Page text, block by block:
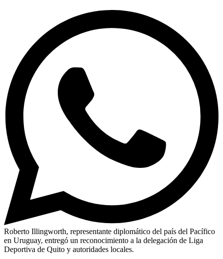
Roberto Illingworth, representante diplomático del país del Pacífico
en Uruguay, entregó un reconocimiento a la delegación de Liga
Deportiva de Quito y autoridades locales.